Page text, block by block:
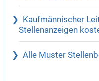
Kaufmännischer
Stellenanzeigen
Alle Muster